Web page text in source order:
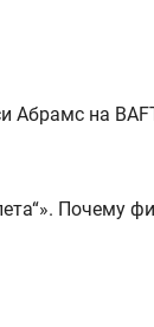
Абрамс на
Почему